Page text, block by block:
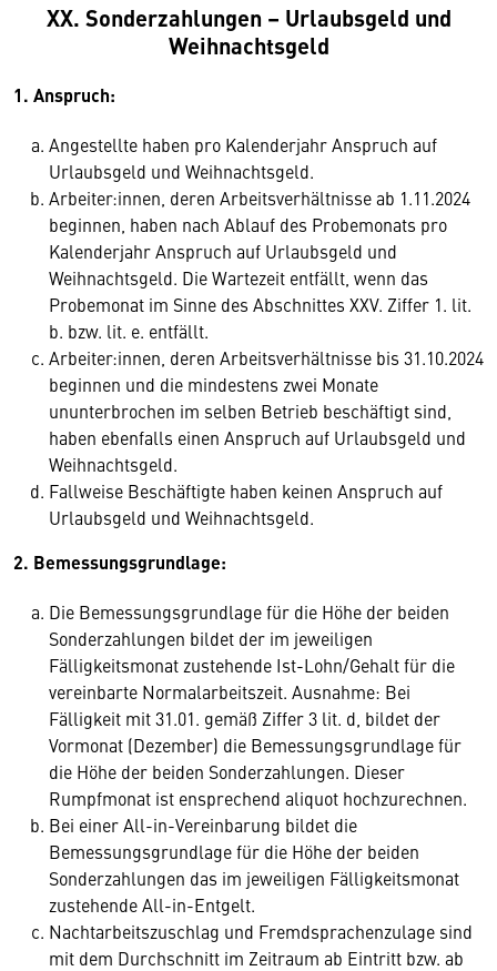
XX. Sonderzahlungen – Urlaubsgeld und
Weihnachtsgeld
1. Anspruch:
Angestellte haben pro Kalenderjahr Anspruch auf
Urlaubsgeld und Weihnachtsgeld.
Arbeiter:innen, deren Arbeitsverhältnisse ab 1.11.2024
beginnen, haben nach Ablauf des Probemonats pro
Kalenderjahr Anspruch auf Urlaubsgeld und
Weihnachtsgeld. Die Wartezeit entfällt, wenn das
Probemonat im Sinne des Abschnittes XXV. Ziffer 1. lit.
b. bzw. lit. e. entfällt.
Arbeiter:innen, deren Arbeitsverhältnisse bis 31.10.2024
beginnen und die mindestens zwei Monate
ununterbrochen im selben Betrieb beschäftigt sind,
haben ebenfalls einen Anspruch auf Urlaubsgeld und
Weihnachtsgeld.
Fallweise Beschäftigte haben keinen Anspruch auf
Urlaubsgeld und Weihnachtsgeld.
2. Bemessungsgrundlage:
Die Bemessungsgrundlage für die Höhe der beiden
Sonderzahlungen bildet der im jeweiligen
Fälligkeitsmonat zustehende Ist-Lohn/Gehalt für die
vereinbarte Normalarbeitszeit. Ausnahme: Bei
Fälligkeit mit 31.01. gemäß Ziffer 3 lit. d, bildet der
Vormonat (Dezember) die Bemessungsgrundlage für
die Höhe der beiden Sonderzahlungen. Dieser
Rumpfmonat ist ensprechend aliquot hochzurechnen.
Bei einer All-in-Vereinbarung bildet die
Bemessungsgrundlage für die Höhe der beiden
Sonderzahlungen das im jeweiligen Fälligkeitsmonat
zustehende All-in-Entgelt.
Nachtarbeitszuschlag und Fremdsprachenzulage sind
mit dem Durchschnitt im Zeitraum ab Eintritt bzw. ab